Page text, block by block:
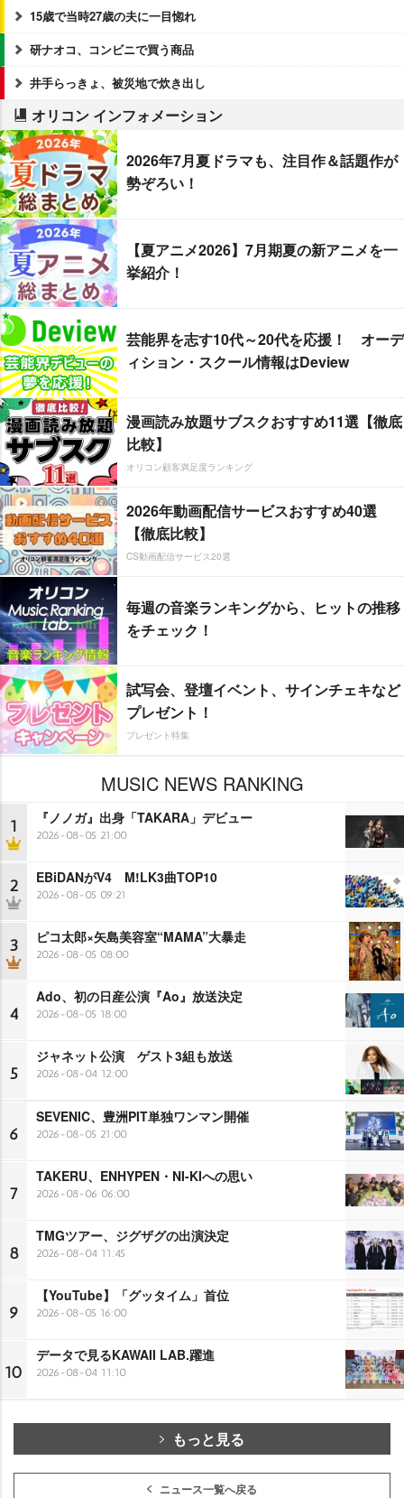
15歳で当時27歳の夫に一目惚れ
研ナオコ、コンビニで買う商品
井手らっきょ、被災地で炊き出し
オリコン インフォメーション
2026年7月夏ドラマも、注目作＆話題作が
勢ぞろい！
【夏アニメ2026】7月期夏の新アニメを一
挙紹介！
芸能界を志す10代～20代を応援！ オーデ
ィション・スクール情報はDeview
漫画読み放題サブスクおすすめ11選【徹底
比較】
オリコン顧客満足度ランキング
2026年動画配信サービスおすすめ40選
【徹底比較】
CS動画配信サービス20選
毎週の音楽ランキングから、ヒットの推移
をチェック！
試写会、登壇イベント、サインチェキなど
プレゼント！
プレゼント特集
MUSIC NEWS RANKING
1 『ノノガ』出身「TAKARA」デビュー
2026-08-05 21:00
2 EBiDANがV4 M!LK3曲TOP10
2026-08-05 09:21
3 ピコ太郎×矢島美容室“MAMA”大暴走
2026-08-05 08:00
4
Ado、初の日産公演『Ao』放送決定
2026-08-05 18:00
5
ジャネット公演 ゲスト3組も放送
2026-08-04 12:00
6
SEVENIC、豊洲PIT単独ワンマン開催
2026-08-05 21:00
7
TAKERU、ENHYPEN・NI-KIへの思い
2026-08-06 06:00
8
TMGツアー、ジグザグの出演決定
2026-08-04 11:45
9
【YouTube】「グッタイム」首位
2026-08-05 16:00
10
データで見るKAWAII LAB.躍進
2026-08-04 11:10
もっと見る
ニュース一覧へ戻る